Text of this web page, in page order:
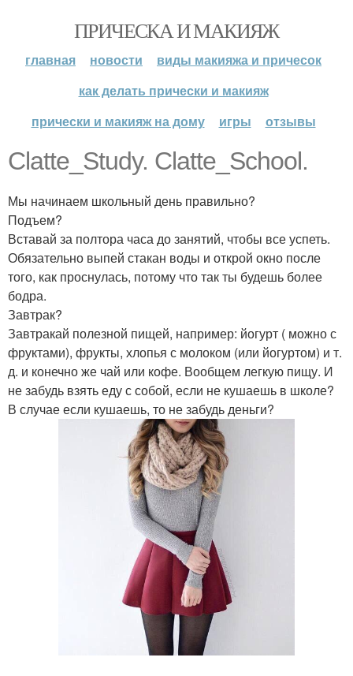
ПРИЧЕСКА И МАКИЯЖ
главная новости
виды макияжа и причесок
как делать прически и макияж
прически и макияж на дому
игры отзывы
Clatte_Study. Clatte_School.
Мы начинаем школьный день правильно?
Подъем?
Вставай за полтора часа до занятий, чтобы все успеть.
Обязательно выпей стакан воды и открой окно после
того, как проснулась, потому что так ты будешь более
бодра.
Завтрак?
Завтракай полезной пищей, например: йогурт ( можно с
фруктами), фрукты, хлопья с молоком (или йогуртом) и т.
д. и конечно же чай или кофе. Вообщем легкую пищу. И
не забудь взять еду с собой, если не кушаешь в школе?
В случае если кушаешь, то не забудь деньги?